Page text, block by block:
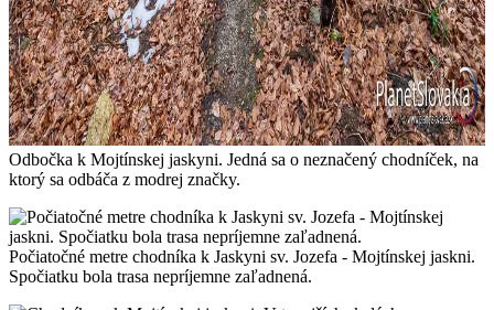
Odbočka k Mojtínskej jaskyni. Jedná sa o neznačený chodníček, na
ktorý sa odbáča z modrej značky.
Počiatočné metre chodníka k Jaskyni sv. Jozefa - Mojtínskej jaskni.
Spočiatku bola trasa nepríjemne zaľadnená.